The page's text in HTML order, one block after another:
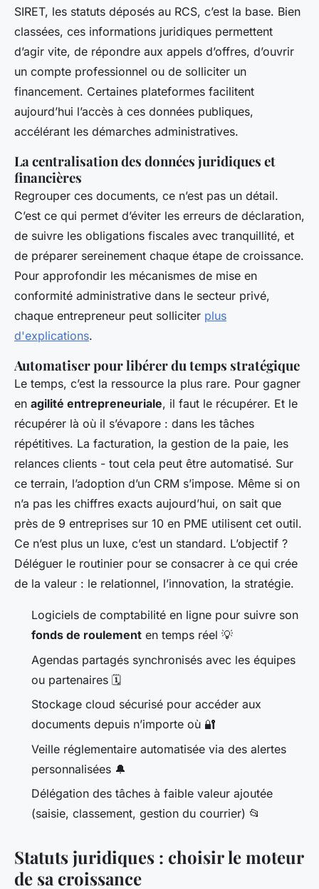
SIRET, les statuts déposés au RCS, c’est la base. Bien
classées, ces informations juridiques permettent
d’agir vite, de répondre aux appels d’offres, d’ouvrir
un compte professionnel ou de solliciter un
financement. Certaines plateformes facilitent
aujourd’hui l’accès à ces données publiques,
accélérant les démarches administratives.
La centralisation des données juridiques et
financières
Regrouper ces documents, ce n’est pas un détail.
C’est ce qui permet d’éviter les erreurs de déclaration,
de suivre les obligations fiscales avec tranquillité, et
de préparer sereinement chaque étape de croissance.
Pour approfondir les mécanismes de mise en
conformité administrative dans le secteur privé,
chaque entrepreneur peut solliciter plus
d'explications.
Automatiser pour libérer du temps stratégique
Le temps, c’est la ressource la plus rare. Pour gagner
en agilité entrepreneuriale, il faut le récupérer. Et le
récupérer là où il s’évapore : dans les tâches
répétitives. La facturation, la gestion de la paie, les
relances clients - tout cela peut être automatisé. Sur
ce terrain, l’adoption d’un CRM s’impose. Même si on
n’a pas les chiffres exacts aujourd’hui, on sait que
près de 9 entreprises sur 10 en PME utilisent cet outil.
Ce n’est plus un luxe, c’est un standard. L’objectif ?
Déléguer le routinier pour se consacrer à ce qui crée
de la valeur : le relationnel, l’innovation, la stratégie.
Logiciels de comptabilité en ligne pour suivre son
fonds de roulement en temps réel 💡
Agendas partagés synchronisés avec les équipes
ou partenaires 🗓️
Stockage cloud sécurisé pour accéder aux
documents depuis n’importe où 🔐
Veille réglementaire automatisée via des alertes
personnalisées 🔔
Délégation des tâches à faible valeur ajoutée
(saisie, classement, gestion du courrier) 📂
Statuts juridiques : choisir le moteur
de sa croissance